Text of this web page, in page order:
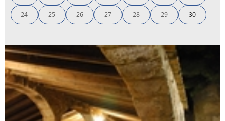
24 25 26 27 28 29 30